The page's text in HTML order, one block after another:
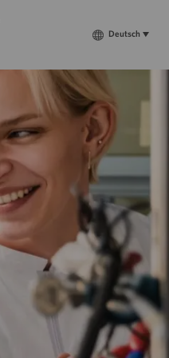
Language
Deutsch
Deutsch